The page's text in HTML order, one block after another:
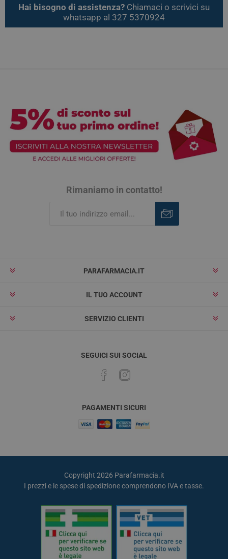
Hai bisogno di assistenza? Chiamaci o scrivici su
whatsapp al 327 5370924
Rimaniamo in contatto!
PARAFARMACIA.IT
IL TUO ACCOUNT
SERVIZIO CLIENTI
SEGUICI SUI SOCIAL
PAGAMENTI SICURI
Copyright 2026 Parafarmacia.it
I prezzi e le spese di spedizione comprendono IVA e tasse.